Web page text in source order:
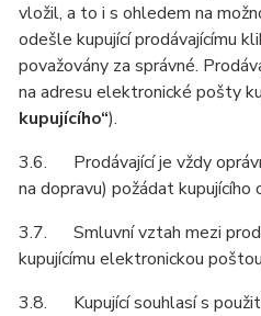
vložil, a to i s ohledem na
odešle kupující prodávajícímu
považovány za správné.
na adresu elektronické pošty
kupujícího“).
3.6. Prodávající je vždy
na dopravu) požádat
3.7. Smluvní vztah mezi
kupujícímu elektronickou
3.8. Kupující souhlasí s